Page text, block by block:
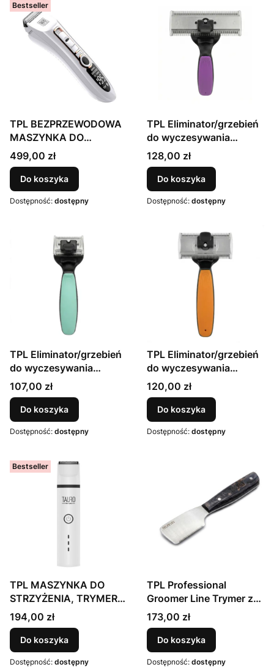
Bestseller
TPL BEZPRZEWODOWA
MASZYNKA DO
STRZYŻENIA
Cena
499,00 zł
Do koszyka
Dostępność: dostępny
TPL Eliminator/grzebień
do wyczesywania
podszerstka z
podwójnymi obrotowymi
ostrzami ze stali
nierdzewnej (110 mm x
40 mm), odstęp między
rozmiar L, fioletowy
Cena
128,00 zł
Do koszyka
Dostępność: dostępny
TPL Eliminator/grzebień
do wyczesywania
podszerstka z
podwójnymi obrotowymi
ostrzami ze stali
nierdzewnej (45 mm x
40 mm), odstęp między
rozmiar S, miętowy
Cena
107,00 zł
Do koszyka
Dostępność: dostępny
TPL Eliminator/grzebień
do wyczesywania
podszerstka z
podwójnymi obrotowymi
ostrzami ze stali
nierdzewnej (76 mm x
40 mm), odstęp między
Cena
120,00 zł
Do koszyka
Dostępność: dostępny
Bestseller
TPL MASZYNKA DO
STRZYŻENIA, TRYMER I
PILNIK 3 W 1
Cena
194,00 zł
Do koszyka
Dostępność: dostępny
TPL Professional
Groomer Line Trymer z
gęstymi zębami i
drewnianym uchwytem,
brązowy, 16cm (31
ząbków)
Cena
173,00 zł
Do koszyka
Dostępność: dostępny